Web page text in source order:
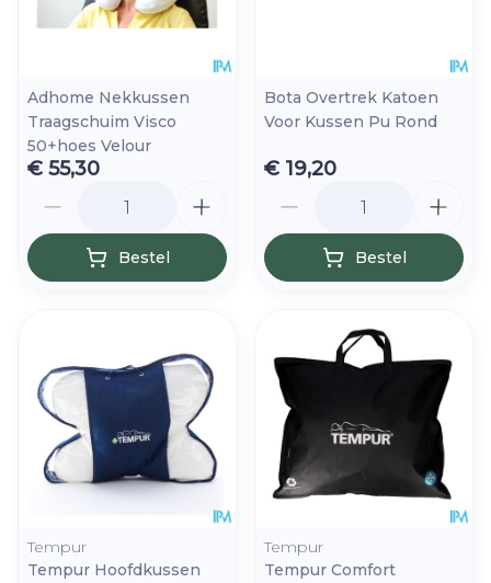
Adhome Nekkussen
Traagschuim Visco
50+hoes Velour
€ 55,30
Bestel
Bota Overtrek Katoen
Voor Kussen Pu Rond
€ 19,20
Bestel
Tempur
Tempur Hoofdkussen
Tempur
Tempur Comfort